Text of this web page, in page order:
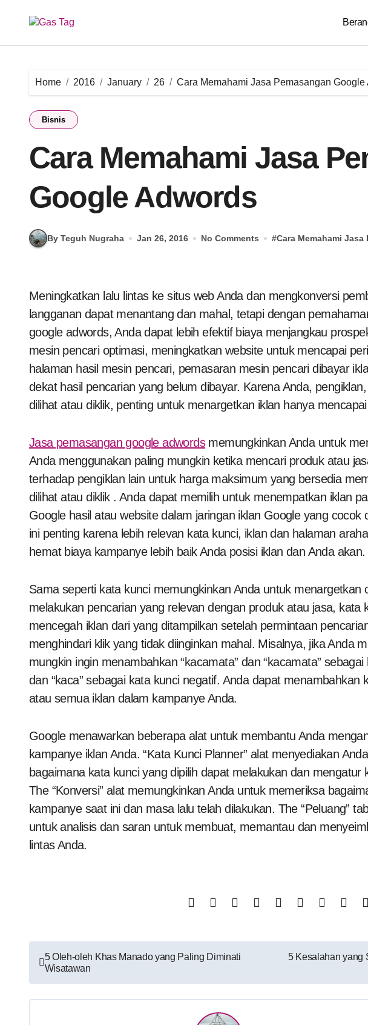
Home 2016 January 26 Cara Memahami Jasa Pemasangan Google
Bisnis
Cara Memahami Jasa
Google Adwords
By Teguh Nugraha Jan 26, 2016 No Comments #Cara Memahami
Meningkatkan lalu lintas ke situs web Anda dan mengkonversi pembeli biasa menjadi pembeli
langganan dapat menantang dan mahal, tetapi dengan
google adwords, Anda dapat lebih efektif biaya menjangkau
mesin pencari optimasi, meningkatkan website untuk mencapai
halaman hasil mesin pencari, pemasaran mesin pencari dibayar
dekat hasil pencarian yang belum dibayar. Karena Anda,
dilihat atau diklik, penting untuk menargetkan iklan hanya
Jasa pemasangan google adwordsmemungkinkan Anda untuk
Anda menggunakan paling mungkin ketika mencari produk atau
terhadap pengiklan lain untuk harga maksimum yang bersedia
dilihat atau diklik . Anda dapat memilih untuk menempatkan iklan
Google hasil atau website dalam jaringan iklan Google yang cocok
ini penting karena lebih relevan kata kunci, iklan dan halaman
hemat biaya kampanye lebih baik Anda posisi iklan dan Anda akan.
Sama seperti kata kunci memungkinkan Anda untuk menargetkan
melakukan pencarian yang relevan dengan produk atau jasa, kata
mencegah iklan dari yang ditampilkan setelah permintaan
menghindari klik yang tidak diinginkan mahal. Misalnya, jika Anda
mungkin ingin menambahkan “kacamata” dan “kacamata”
dan “kaca” sebagai kata kunci negatif. Anda dapat menambahkan
atau semua iklan dalam kampanye Anda.
Google menawarkan beberapa alat untuk membantu Anda
kampanye iklan Anda. “Kata Kunci Planner” alat menyediakan
bagaimana kata kunci yang dipilih dapat melakukan dan mengatur
The “Konversi” alat memungkinkan Anda untuk memeriksa
kampanye saat ini dan masa lalu telah dilakukan. The “Peluang”
untuk analisis dan saran untuk membuat, memantau dan
lintas Anda.
Post
navigation
5 Oleh-oleh Khas Manado yang Paling Diminati
Wisatawan
5 Kesalahan yang